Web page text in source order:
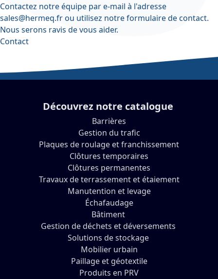
Contactez notre équipe par e-mail à l'adresse
sales@hermeq.frou utilisez notreformulaire de contact.
Nous serons ravis de vous aider.
Contact
Découvrez notre catalogue
Barrières
Gestion du trafic
Plaques de roulage et franchissement
Clôtures temporaires
Clôtures permanentes
Travaux de terrassement et étaiement
Manutention et levage
Échafaudage
Bâtiment
Gestion de déchets et déversements
Solutions de stockage
Mobilier urbain
Paillage et géotextile
Produits en PRV